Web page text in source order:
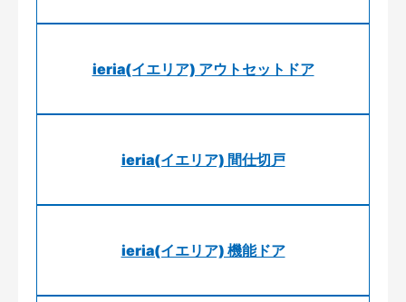
ieria(イエリア) アウトセットドア
ieria(イエリア) 間仕切戸
ieria(イエリア) 機能ドア